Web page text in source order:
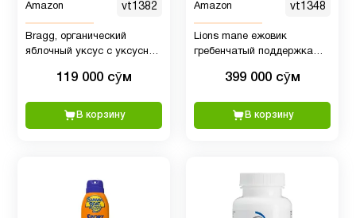
Amazon vt1382
Bragg, органический
яблочный уксус c уксусной
нефильтрованный, 473 мл
119 000 сӯм
В корзину
Amazon vt1348
Lions mane ежовик
гребенчатый поддержка
399 000 сӯм
В корзину